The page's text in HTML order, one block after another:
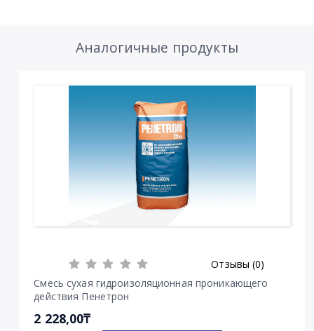
Аналогичные продукты
Отзывы (0)
Смесь сухая гидроизоляционная проникающего
действия Пенетрон
2 228,00₸